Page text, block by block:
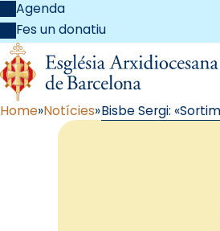
Agenda
Fes un donatiu
Home Notícies Bisbe Sergi: